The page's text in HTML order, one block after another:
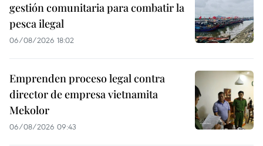
gestión comunitaria para combatir la
pesca ilegal
06/08/2026 18:02
Emprenden proceso legal contra
director de empresa vietnamita
Mekolor
06/08/2026 09:43